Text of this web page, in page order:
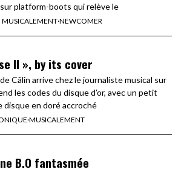
platform-boots qui relève le
MUSICALEMENT·NEWCOMER
II », by its cover
Câlin arrive chez le journaliste musical sur
les codes du disque d’or, avec un petit
disque en doré accroché
·MUSICALEMENT
B.O fantasmée